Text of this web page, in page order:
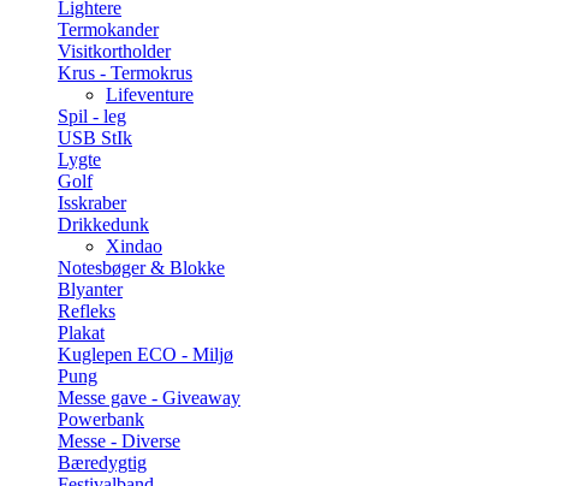
Lightere
Termokander
Visitkortholder
Krus - Termokrus
Lifeventure
Spil - leg
USB StIk
Lygte
Golf
Isskraber
Drikkedunk
Xindao
Notesbøger & Blokke
Blyanter
Refleks
Plakat
Kuglepen ECO - Miljø
Pung
Messe gave - Giveaway
Powerbank
Messe - Diverse
Bæredygtig